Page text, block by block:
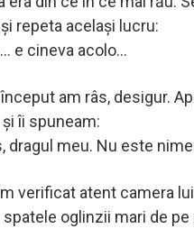
repeta același lucru:
e cineva acolo…
am râs, desigur.
îi spuneam:
dragul meu. Nu este
verificat atent camera
oglinzii mari de pe